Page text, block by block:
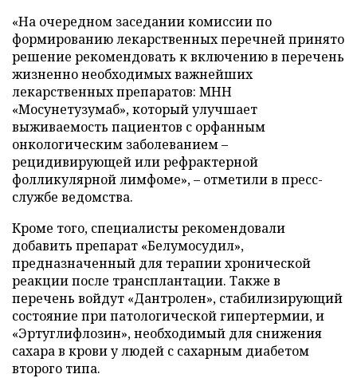
«На очередном заседании комиссии по
формированию лекарственных перечней принято
решение рекомендовать к включению в перечень
жизненно необходимых важнейших
лекарственных препаратов: МНН
«Мосунетузумаб», который улучшает
выживаемость пациентов с орфанным
онкологическим заболеванием –
рецидивирующей или рефрактерной
фолликулярной лимфоме», – отметили в пресс-
службе ведомства.
Кроме того, специалисты рекомендовали
добавить препарат «Белумосудил»,
предназначенный для терапии хронической
реакции после трансплантации. Также в
перечень войдут «Дантролен», стабилизирующий
состояние при патологической гипертермии, и
«Эртуглифлозин», необходимый для снижения
сахара в крови у людей с сахарным диабетом
второго типа.